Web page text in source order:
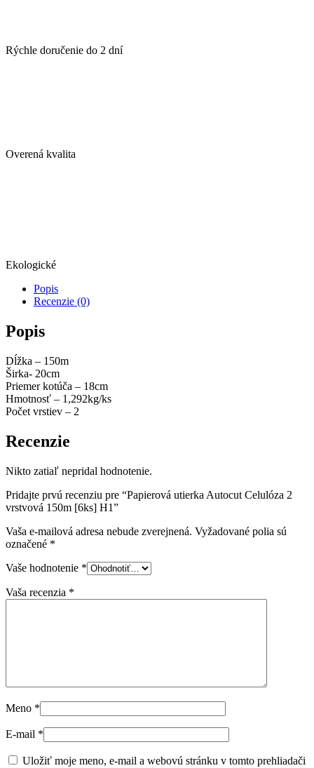
Rýchle doručenie do 2 dní
Overená kvalita
Ekologické
Popis
Recenzie (0)
Popis
Dĺžka – 150m
Širka- 20cm
Priemer kotúča – 18cm
Hmotnosť – 1,292kg/ks
Počet vrstiev – 2
Recenzie
Nikto zatiaľ nepridal hodnotenie.
Pridajte prvú recenziu pre “Papierová utierka Autocut Celulóza 2
vrstvová 150m [6ks] H1”
Vaša e-mailová adresa nebude zverejnená. Vyžadované polia sú
označené *
Vaše hodnotenie *
Vaša recenzia *
Meno *
E-mail *
Uložiť moje meno, e-mail a webovú stránku v tomto prehliadači